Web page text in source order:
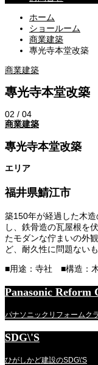
ホーム
ショールーム
商業建築
專光寺本堂改築
商業建築
專光寺本堂改築
02 / 04
商業建築
專光寺本堂改築
エリア
福井県鯖江市
築150年が経過した木
し、鉄骨造の瓦屋根を
たモダンな佇まいの外
ど、耐久性に問題ない
■用途：寺社 ■構造：
Panasonic Reform
パナソニックリフォームク
SDG\'S
ひがしかど建設のSDG\'S